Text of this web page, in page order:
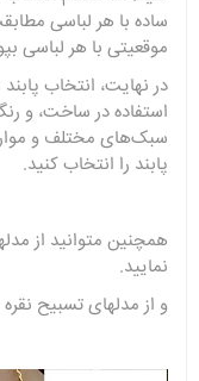
ساده با هر لباسی
موقعیتی با هر لباسی
در نهایت، انتخاب
استفاده در ساخت، و
سبک‌های مختلف و
پابند را انتخاب کنید.
همچنین متوانید از
نمایید.
و از مدلهایتسبیح نقره